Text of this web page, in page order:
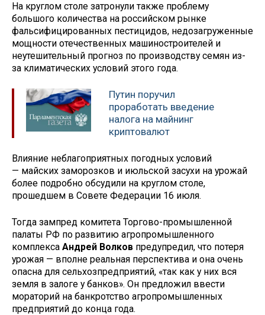
На круглом столе затронули также проблему
большого количества на российском рынке
фальсифицированных пестицидов, недозагруженные
мощности отечественных машиностроителей и
неутешительный прогноз по производству семян из-
за климатических условий этого года.
Путин поручил
проработать введение
налога на майнинг
криптовалют
Влияние неблагоприятных погодных условий
— майских заморозков и июльской засухи на урожай
более подробно обсудили на круглом столе,
прошедшем в Совете Федерации 16 июля.
Тогда зампред комитета Торгово-промышленной
палаты РФ по развитию агропромышленного
комплекса Андрей Волков предупредил, что потеря
урожая — вполне реальная перспектива и она очень
опасна для сельхозпредприятий, «так как у них вся
земля в залоге у банков». Он предложил ввести
мораторий на банкротство агропромышленных
предприятий до конца года.